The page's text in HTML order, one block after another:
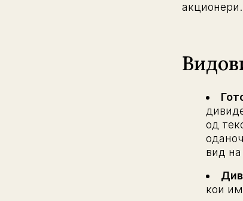
акционери.
од
вид
кои